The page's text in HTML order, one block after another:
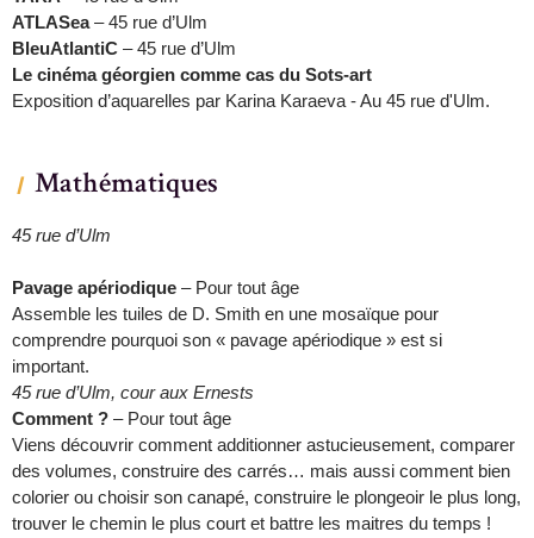
ATLASea– 45 rue d’Ulm
BleuAtlantiC – 45 rue d’Ulm
Le cinéma géorgien comme cas du Sots-art
Exposition d’aquarelles par Karina Karaeva - Au 45 rue d'Ulm.
Mathématiques
45 rue d’Ulm
Pavage apériodique – Pour tout âge
Assemble les tuiles de D. Smith en une mosaïque pour
comprendre pourquoi son « pavage apériodique » est si
important.
45 rue d’Ulm, cour aux Ernests
Comment ? – Pour tout âge
Viens découvrir comment additionner astucieusement, comparer
des volumes, construire des carrés… mais aussi comment bien
colorier ou choisir son canapé, construire le plongeoir le plus long,
trouver le chemin le plus court et battre les maitres du temps !